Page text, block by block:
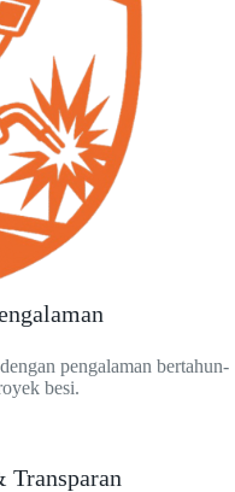
pengalaman bertahun-
besi.
Transparan